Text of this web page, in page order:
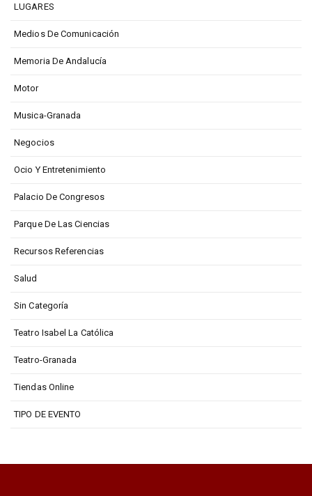
LUGARES
Medios De Comunicación
Memoria De Andalucía
Motor
Musica-Granada
Negocios
Ocio Y Entretenimiento
Palacio De Congresos
Parque De Las Ciencias
Recursos Referencias
Salud
Sin Categoría
Teatro Isabel La Católica
Teatro-Granada
Tiendas Online
TIPO DE EVENTO